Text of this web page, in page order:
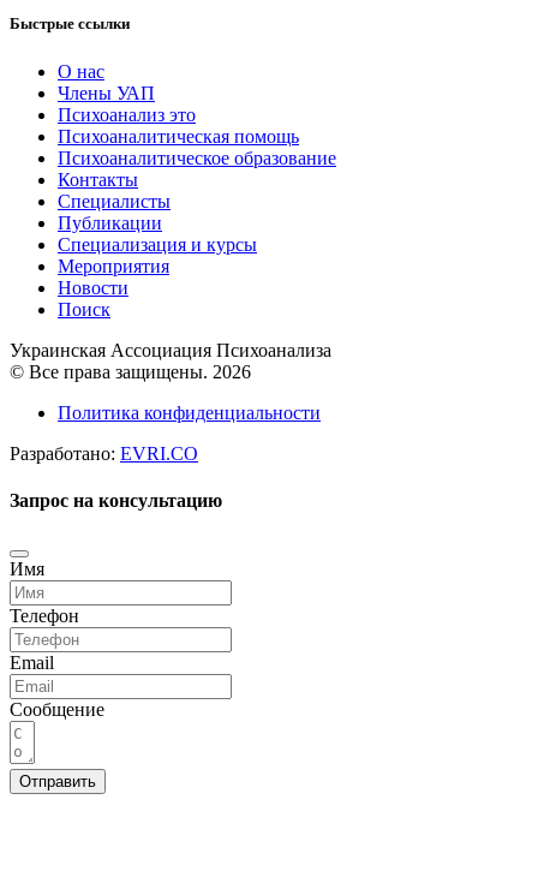
Быстрые ссылки
О нас
Члены УАП
Психоанализ это
Психоаналитическая помощь
Психоаналитическое образование
Контакты
Специалисты
Публикации
Специализация и курсы
Мероприятия
Новости
Поиск
Украинская Ассоциация Психоанализа
© Все права защищены. 2026
Политика конфиденциальности
Разработано: EVRI.CO
Запрос на консультацию
Имя
Телефон
Email
Сообщение
Отправить